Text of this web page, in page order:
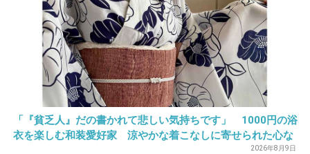
１代目、2代目は存在してたけど、消滅したん
だよ。
+183
29. 匿名 2016/04/27(水) 18:23:27
正直ファンも紅の豚だと思ってます
「『貧乏人』だの書かれて悲しい気持ちです」 1000円の浴
衣を楽しむ和装愛好家 涼やかな着こなしに寄せられた心な
2026年8月9日